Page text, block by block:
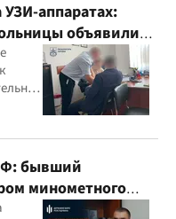
аппаратах:
объявили
бывший
минометного